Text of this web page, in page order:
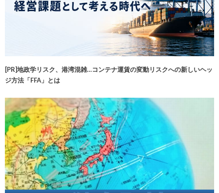
[PR]地政学リスク、港湾混雑…コンテナ運賃の変動リスクへの新しいヘッ
ジ方法「FFA」とは